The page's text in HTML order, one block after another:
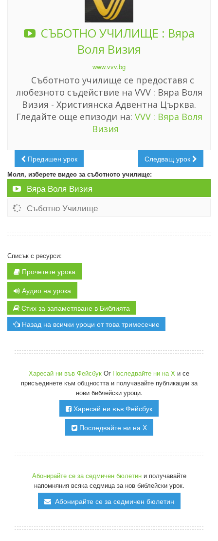
СЪБОТНО УЧИЛИЩЕ : Вяра
Воля Визия
www.vvv.bg
Съботното училище се предоставя с
любезното съдействие на VVV : Вяра Воля
Визия - Християнска Адвентна Църква.
Гледайте още епизоди на: VVV : Вяра Воля
Визия
Предишен урок Следващ урок
Моля, изберете видео за съботното училище:
Вяра Воля Визия
Съботно Училище
Списък с ресурси:
Прочетете урока
Аудио на урока
Стих за запаметяване в Библията
Назад на всички уроци от това тримесечие
Харесай ни във Фейсбук Or Последвайте ни на X и се
присъединете към общността и получавайте публикации за
нови библейски уроци.
Харесай ни във Фейсбук
Последвайте ни на X
Абонирайте се за седмичен бюлетини получавайте
напомняния всяка седмица за нов библейски урок.
Абонирайте се за седмичен бюлетин